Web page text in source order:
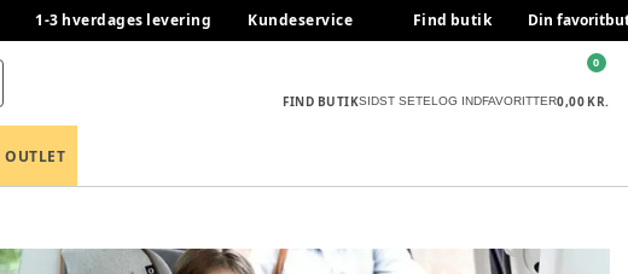
1-3 hverdages levering Kundeservice Find butik Din
FIND BUTIKSIDST SETELOG INDFAVORITTER0,00 KR.
0
OUTLET